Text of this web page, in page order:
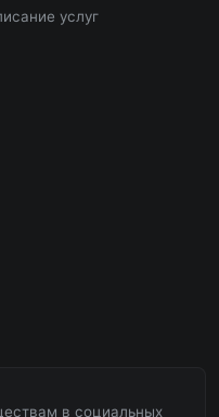
услуг
в социальных